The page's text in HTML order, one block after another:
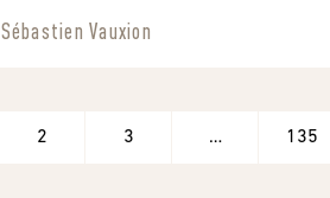
Sébastien Vauxion
2 3 … 135